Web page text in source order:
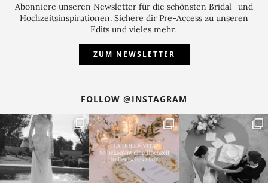
Abonniere unseren Newsletter für die schönsten Bridal- und
Hochzeitsinspirationen. Sichere dir Pre-Access zu unseren
Edits und vieles mehr.
ZUM NEWSLETTER
FOLLOW @INSTAGRAM